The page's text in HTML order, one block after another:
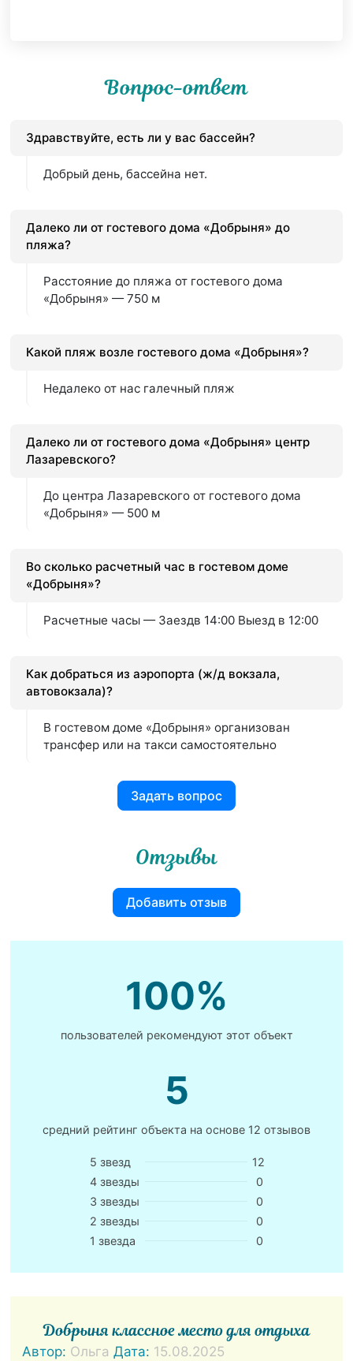
Вопрос-ответ
Здравствуйте, есть ли у вас бассейн?
Добрый день, бассейна нет.
Далеко ли от гостевого дома «Добрыня» до
пляжа?
Расстояние до пляжа от гостевого дома
«Добрыня» — 750 м
Какой пляж возле гостевого дома «Добрыня»?
Недалеко от нас галечный пляж
Далеко ли от гостевого дома «Добрыня» центр
Лазаревского?
До центра Лазаревского от гостевого дома
«Добрыня» — 500 м
Во сколько расчетный час в гостевом доме
«Добрыня»?
Расчетные часы — Заездв 14:00 Выезд в 12:00
Как добраться из аэропорта (ж/д вокзала,
автовокзала)?
В гостевом доме «Добрыня» организован
трансфер или на такси самостоятельно
Задать вопрос
Отзывы
Добавить отзыв
100%
пользователей рекомендуют этот объект
5
средний рейтинг объекта на основе 12 отзывов
5 звезд
12
4 звезды
0
3 звезды
0
2 звезды
0
1 звезда
0
Добрыня классное место для отдыха
Автор: Ольга Дата: 15.08.2025